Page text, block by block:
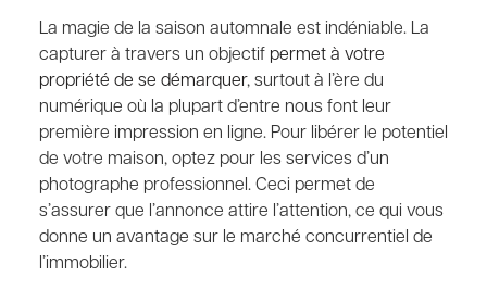
La magie de la saison automnale est indéniable. La
capturer à travers un objectif permet à votre
propriété de se démarquer, surtout à l’ère du
numérique où la plupart d’entre nous font leur
première impression en ligne. Pour libérer le potentiel
de votre maison, optez pour les services d’un
photographe professionnel. Ceci permet de
s’assurer que l’annonce attire l’attention, ce qui vous
donne un avantage sur le marché concurrentiel de
l’immobilier.